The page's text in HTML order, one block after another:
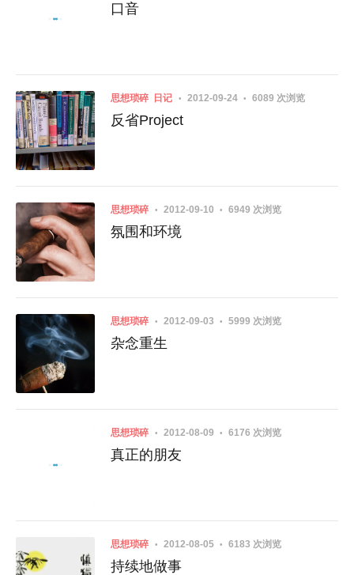
口音
思想琐碎 日记 2012-09-24 6089 次浏览
反省Project
思想琐碎 2012-09-10 6949 次浏览
氛围和环境
思想琐碎 2012-09-03 5999 次浏览
杂念重生
思想琐碎 2012-08-09 6176 次浏览
真正的朋友
思想琐碎 2012-08-05 6183 次浏览
持续地做事